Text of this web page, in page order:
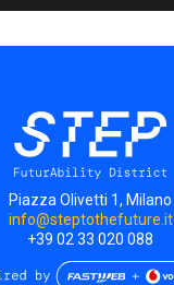
Piazza Olivetti 1, Milano
info@steptothefuture.it
+39 02 33 020 088